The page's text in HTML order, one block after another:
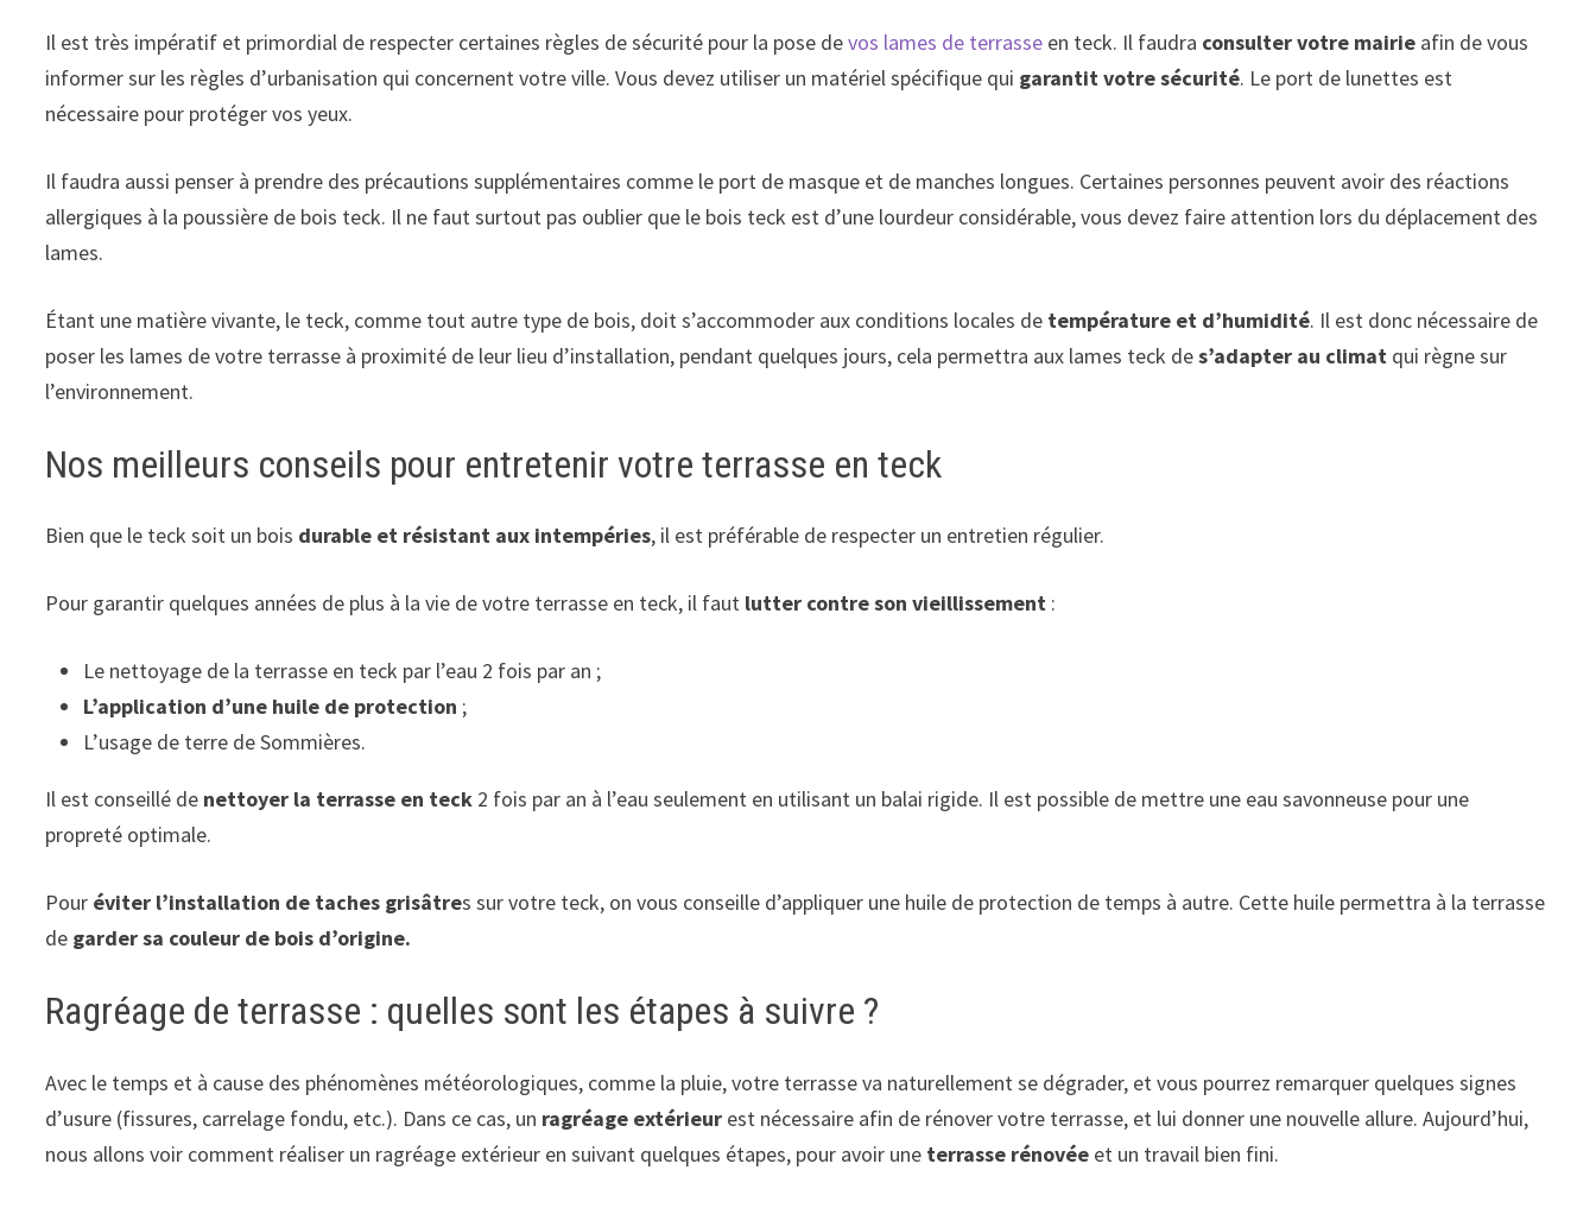
Il est très impératif et primordial de respecter certaines règles de sécurité pour la pose devos lames de terrasse en teck. Il faudra consulter votre mairie afin de vous
informer sur les règles d’urbanisation qui concernent votre ville. Vous devez utiliser un matériel spécifique qui garantit votre sécurité. Le port de lunettes est
nécessaire pour protéger vos yeux.
Il faudra aussi penser à prendre des précautions supplémentaires comme le port de masque et de manches longues. Certaines personnes peuvent avoir des réactions
allergiques à la poussière de bois teck. Il ne faut surtout pas oublier que le bois teck est d’une lourdeur considérable, vous devez faire attention lors du déplacement des
lames.
Étant une matière vivante, le teck, comme tout autre type de bois, doit s’accommoder aux conditions locales de température et d’humidité. Il est donc nécessaire de
poser les lames de votre terrasse à proximité de leur lieu d’installation, pendant quelques jours, cela permettra aux lames teck des’adapter au climat qui règne sur
l’environnement.
Nos meilleurs conseils pour entretenir votre terrasse en teck
Bien que le teck soit un bois durable et résistant aux intempéries, il est préférable de respecter un entretien régulier.
Pour garantir quelques années de plus à la vie de votre terrasse en teck, il faut lutter contre son vieillissement :
Le nettoyage de la terrasse en teck par l’eau 2 fois par an ;
L’application d’une huile de protection ;
L’usage de terre de Sommières.
Il est conseillé de nettoyer la terrasse en teck 2 fois par an à l’eau seulement en utilisant un balai rigide. Il est possible de mettre une eau savonneuse pour une
propreté optimale.
Pour éviter l’installation de taches grisâtres sur votre teck, on vous conseille d’appliquer une huile de protection de temps à autre. Cette huile permettra à la terrasse
de garder sa couleur de bois d’origine.
Ragréage de terrasse : quelles sont les étapes à suivre ?
Avec le temps et à cause des phénomènes météorologiques, comme la pluie, votre terrasse va naturellement se dégrader, et vous pourrez remarquer quelques signes
d’usure (fissures, carrelage fondu, etc.). Dans ce cas, un ragréage extérieur est nécessaire afin de rénover votre terrasse, et lui donner une nouvelle allure. Aujourd’hui,
nous allons voir comment réaliser un ragréage extérieur en suivant quelques étapes, pour avoir une terrasse rénovée et un travail bien fini.